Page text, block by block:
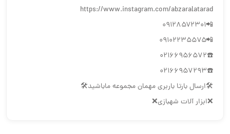
https://www.instagram.com/abzaralatarad
📲۰۹۱۲۸۵۷۲۳۰۱
📲۰۹۱۰۲۲۳۵۵۷۵
☎️02166956572
☎️02166957293
🛠️ارسال بارتا باربري مهمان مجموعه ماباشيد🛠️
❌ابزار آلات شهبازي❌